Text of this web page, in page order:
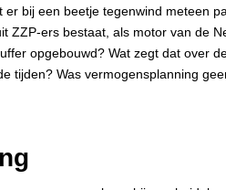
er bij een beetje tegenwind meteen
ZZP-ers bestaat, als motor van de
opgebouwd? Wat zegt dat over
tijden? Was vermogensplanning